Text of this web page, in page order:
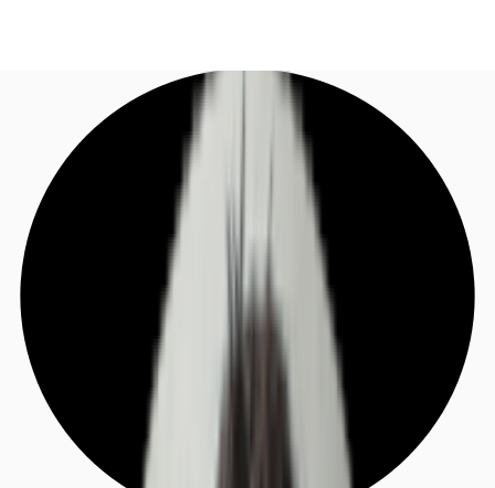
Investieren
Marktinformationen
Ihre Ansprechpartner
Jetzt anrufen